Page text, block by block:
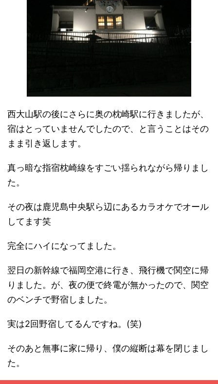
西大山駅の後にさらに奥の枕崎駅に行きましたが、
宿はとっていませんでしたので、と言うことはその
まま引き返します。
真っ暗な指宿枕崎線をすごい揺られながら帰りまし
た。
その夜は鹿児島中央駅ら辺にあるカラオケでオール
してます笑
完全にハイになってました。
翌日の新幹線で福岡空港に行き、飛行機で関空に帰
りました。が、夜の便で終電が無かったので、関空
のベンチで野宿しました。
実は2回野宿してるんですね。(笑)
そのあと無事に家に帰り、僕の縦断は幕を閉じまし
た。